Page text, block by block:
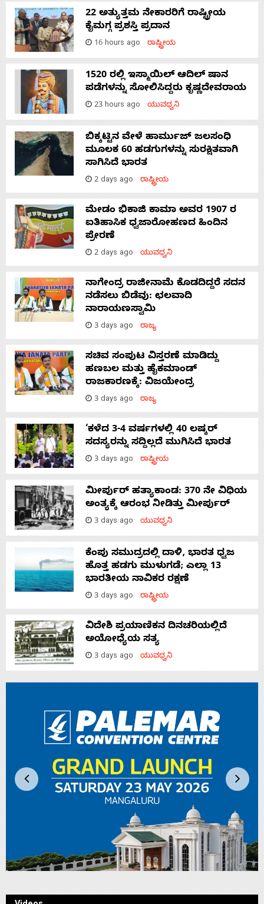
22 ಅತ್ಯುತ್ತಮ ನೇಕಾರರಿಗೆ ರಾಷ್ಟ್ರೀಯ
ಕೈಮಗ್ಗ ಪ್ರಶಸ್ತಿ ಪ್ರದಾನ
16 hours ago ರಾಷ್ಟ್ರೀಯ
1520 ರಲ್ಲಿ ಇಸ್ಮಾಯಿಲ್ ಆದಿಲ್ ಷಾನ
ಪಡೆಗಳನ್ನು ಸೋಲಿಸಿದ್ದರು ಕೃಷ್ಣದೇವರಾಯ
23 hours ago ಯುವಧ್ವನಿ
ಬಿಕ್ಕಟ್ಟಿನ ವೇಳೆ ಹಾರ್ಮುಜ್ ಜಲಸಂಧಿ
ಮೂಲಕ 60 ಹಡಗುಗಳನ್ನು ಸುರಕ್ಷಿತವಾಗಿ
ಸಾಗಿಸಿದೆ ಭಾರತ
2 days ago ರಾಷ್ಟ್ರೀಯ
ಮೇಡಂ ಭಿಕಾಜಿ ಕಾಮಾ ಅವರ 1907 ರ
ಐತಿಹಾಸಿಕ ಧ್ವಜಾರೋಹಣದ ಹಿಂದಿನ
ಪ್ರೇರಣೆ
2 days ago ಯುವಧ್ವನಿ
ನಾಗೇಂದ್ರ ರಾಜೀನಾಮೆ ಕೊಡದಿದ್ದರೆ ಸದನ
ನಡೆಸಲು ಬಿಡೆವು: ಛಲವಾದಿ
ನಾರಾಯಣಸ್ವಾಮಿ
3 days ago ರಾಜ್ಯ
ಸಚಿವ ಸಂಪುಟ ವಿಸ್ತರಣೆ ಮಾಡಿದ್ದು
ಹಣಬಲ ಮತ್ತು ಹೈಕಮಾಂಡ್
ರಾಜಕಾರಣಕ್ಕೆ: ವಿಜಯೇಂದ್ರ
3 days ago ರಾಜ್ಯ
‘ಕಳೆದ 3-4 ವರ್ಷಗಳಲ್ಲಿ 40 ಲಷ್ಕರ್
ಸದಸ್ಯರನ್ನು ಸದ್ದಿಲ್ಲದೆ ಮುಗಿಸಿದೆ ಭಾರತ
3 days ago ರಾಷ್ಟ್ರೀಯ
ಮೀರ್ಪುರ್ ಹತ್ಯಾಕಾಂಡ: 370 ನೇ ವಿಧಿಯ
ಅಂತ್ಯಕ್ಕೆ ಆರಂಭ ನೀಡಿತ್ತು ಮೀರ್ಪುರ್
3 days ago ಯುವಧ್ವನಿ
ಕೆಂಪು ಸಮುದ್ರದಲ್ಲಿ ದಾಳಿ, ಭಾರತ ಧ್ವಜ
ಹೊತ್ತ ಹಡಗು ಮುಳುಗಡೆ; ಎಲ್ಲಾ 13
ಭಾರತೀಯ ನಾವಿಕರ ರಕ್ಷಣೆ
3 days ago ರಾಷ್ಟ್ರೀಯ
ವಿದೇಶಿ ಪ್ರಯಾಣಿಕನ ದಿನಚರಿಯಲ್ಲಿದೆ
ಅಯೋಧ್ಯೆಯ ಸತ್ಯ
3 days ago ಯುವಧ್ವನಿ